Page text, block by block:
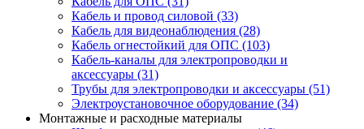
Кабель и провод силовой (33)
Кабель для видеонаблюдения (28)
Кабель огнестойкий для ОПС (103)
Кабель-каналы для электропроводки и
аксессуары (31)
Трубы для электропроводки и аксессуары (51)
Электроустановочное оборудование (34)
Монтажные и расходные материалы